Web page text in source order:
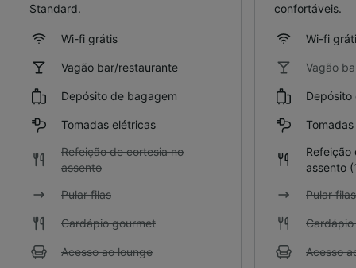
Standard.
Wi-fi grátis
Vagão bar/restaurante
Depósito de bagagem
Tomadas elétricas
Refeição de cortesia no
assento
Pular filas
Cardápio gourmet
Acesso ao lounge
confortáveis.
Wi-fi
Vagão
Refeição
assento
Pular filas
Acesso